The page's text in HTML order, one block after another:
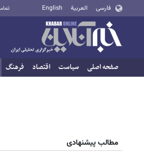
فارسی العربية English
صفحه اصلی سیاست اقتصاد فرهنگ
مطالب پیشنهادی